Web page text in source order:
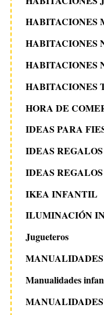
HABITACIONES
HABITACIONES
HABITACIONES
HABITACIONES
HORA DE
IDEAS PARA
IDEAS
IDEAS
IKEA INFANTIL
ILUMINACIÓN
Jugueteros
Manualidades